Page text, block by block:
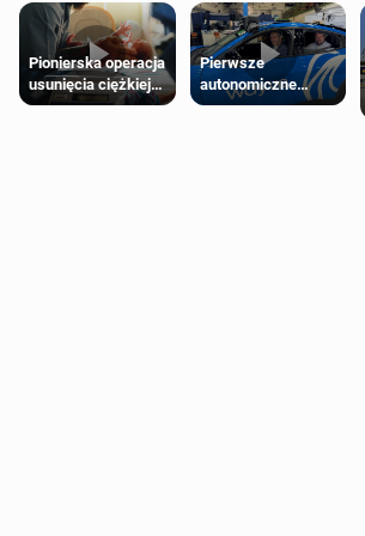
Pionierska operacja
usunięcia ciężkiej
wady wrodzonej
Pierwsze
autonomiczne
Ubery pojawią się